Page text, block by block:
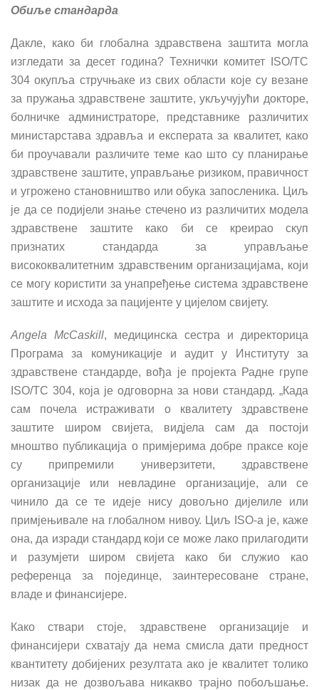
Обиље стандарда
Дакле, како би глобална здравствена заштита могла
изгледати за десет година? Технички комитет ISO/TC
304 окупља стручњаке из свих области које су везане
за пружања здравствене заштите, укључујући докторе,
болничке администраторе, представнике различитих
министарстава здравља и експерата за квалитет, како
би проучавали различите теме као што су планирање
здравствене заштите, управљање ризиком, правичност
и угрожено становништво или обука запосленика. Циљ
је да се подијели знање стечено из различитих модела
здравствене заштите како би се креирао скуп
признатих стандарда за управљање
висококвалитетним здравственим организацијама, који
се могу користити за унапређење система здравствене
заштите и исхода за пацијенте у цијелом свијету.
Angela McCaskill, медицинска сестра и директорица
Програма за комуникације и аудит у Институту за
здравствене стандарде, вођа је пројекта Радне групе
ISO/TC 304, која је одговорна за нови стандард. „Када
сам почела истраживати о квалитету здравствене
заштите широм свијета, видјела сам да постоји
мноштво публикација о примјерима добре праксе које
су припремили универзитети, здравствене
организације или невладине организације, али се
чинило да се те идеје нису довољно дијелиле или
примјењивале на глобалном нивоу. Циљ ISO-а је, каже
она, да изради стандард који се може лако прилагодити
и разумјети широм свијета како би служио као
референца за појединце, заинтересоване стране,
владе и финансијере.
Како ствари стоје, здравствене организације и
финансијери схватају да нема смисла дати предност
квантитету добијених резултата ако је квалитет толико
низак да не дозвољава никакво трајно побољшање.